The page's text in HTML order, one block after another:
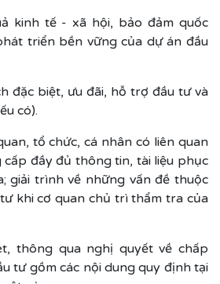
kinh tế - xã hội, bảo đảm quốc
triển bền vững của dự án đầu
đặc biệt, ưu đãi, hỗ trợ đầu tư và
có).
tổ chức, cá nhân có liên quan
cấp đầy đủ thông tin, tài liệu phục
giải trình về những vấn đề thuộc
khi cơ quan chủ trì thẩm tra của
thông qua nghị quyết về chấp
tư gồm các nội dung quy định tại